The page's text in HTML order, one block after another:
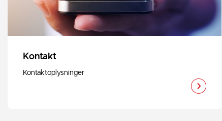
Kontakt
Kontaktoplysninger